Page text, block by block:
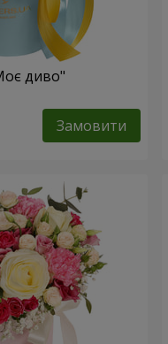
диво"
Замовити